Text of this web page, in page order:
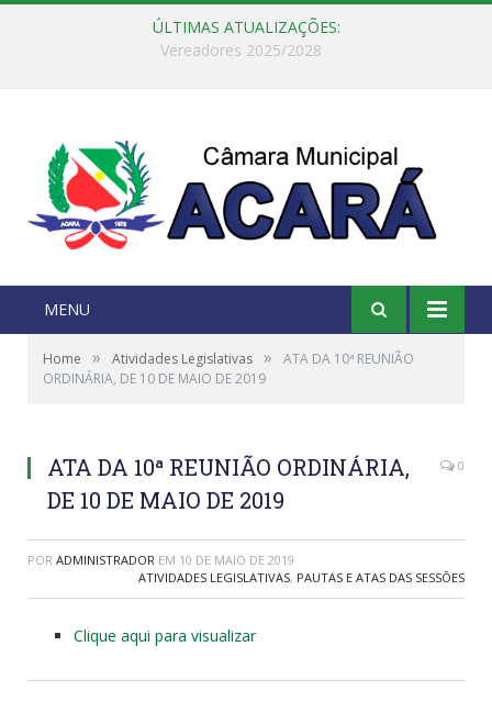
ÚLTIMAS ATUALIZAÇÕES:
MENU
Home » Atividades Legislativas »
ATA DA 10ª REUNIÃO
ORDINÁRIA, DE 10 DE MAIO DE 2019
ATA DA 10ª REUNIÃO ORDINÁRIA,
DE 10 DE MAIO DE 2019
0
POR ADMINISTRADOR EM 10 DE MAIO DE 2019
ATIVIDADES LEGISLATIVAS, PAUTAS E ATAS DAS SESSÕES
Clique aqui para visualizar